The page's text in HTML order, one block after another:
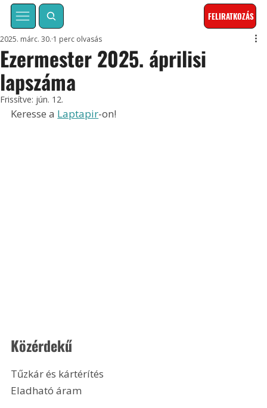
FELIRATKOZÁS
Ezermester 2025. áprilisi
lapszáma
2025. márc. 30. 1 perc olvasás
Frissítve: jún. 12.
Keresse a Laptapir-on!
Közérdekű
Tűzkár és kártérítés
Eladható áram